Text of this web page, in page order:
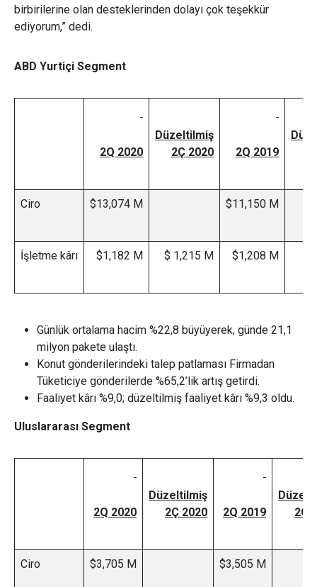
birbirilerine olan desteklerinden dolayı çok teşekkür
ediyorum,” dedi.
ABD Yurtiçi Segment
2Q 2020
Düzeltilmiş
2Ç 2020
2Q 2019
Ciro $13,074 M $11,150 M
İşletme kârı $1,182 M $ 1,215 M $1,208 M
Günlük ortalama hacim %22,8 büyüyerek, günde 21,1
milyon pakete ulaştı.
Konut gönderilerindeki talep patlaması Firmadan
Tüketiciye gönderilerde %65,2’lik artış getirdi.
Faaliyet kârı %9,0; düzeltilmiş faaliyet kârı %9,3 oldu.
Uluslararası Segment
2Q 2020
Düzeltilmiş
2Ç 2020
2Q 2019
2Ç
Ciro $3,705 M $3,505 M